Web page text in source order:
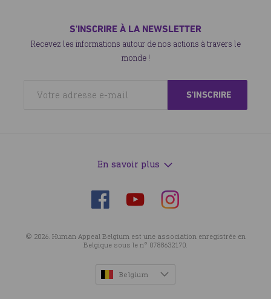
S'INSCRIRE À LA NEWSLETTER
Recevez les informations autour de nos actions à travers le
monde !
En savoir plus
Suivez-
nous
Facebook
Suivez-
YouTube
Suivez-
nous
Instagram
© 2026. Human Appeal Belgium est une association enregistrée en
Belgique sous le n° 0788632170.
Belgium